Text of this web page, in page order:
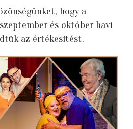
hogy a
és október havi
az értékesítést.